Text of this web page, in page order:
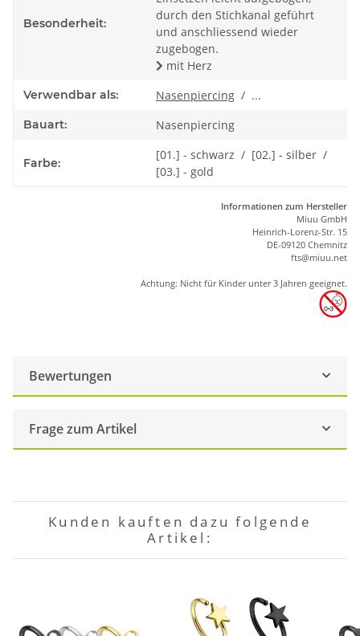
Besonderheit:
durch den Stichkanal geführt
und anschliessend wieder
zugebogen.
mit Herz
Verwendbar als: Nasenpiercing / ...
Bauart: Nasenpiercing
Farbe:
[01.] - schwarz / [02.] - silber /
[03.] - gold
Informationen zum Hersteller
Miuu GmbH
Heinrich-Lorenz-Str. 15
DE-09120 Chemnitz
fts@miuu.net
Achtung: Nicht für Kinder unter 3 Jahren geeignet.
Bewertungen
Frage zum Artikel
Kunden kauften dazu folgende
Artikel: